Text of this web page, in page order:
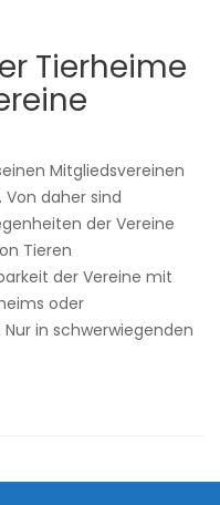
Tierheime
Mitgliedsvereinen
daher sind
der Vereine
Tieren
der Vereine mit
oder
in schwerwiegenden